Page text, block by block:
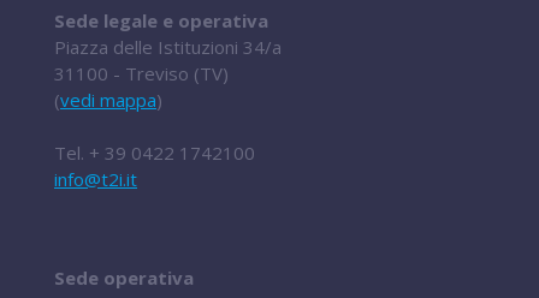
Sede legale e operativa
Piazza delle Istituzioni 34/a
31100 - Treviso (TV)
(vedi mappa)
Tel. + 39 0422 1742100
info@t2i.it
Sede operativa